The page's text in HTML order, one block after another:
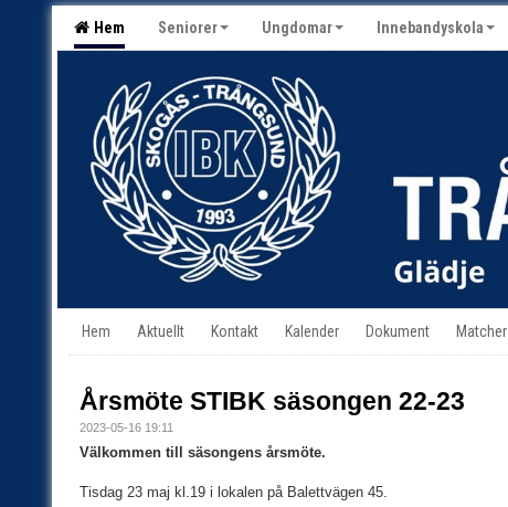
Hem Seniorer Ungdomar Innebandyskola
Hem Aktuellt Kontakt Kalender Dokument Matcher
Årsmöte STIBK säsongen 22-23
2023-05-16 19:11
Välkommen till säsongens årsmöte.
Tisdag 23 maj kl.19 i lokalen på Balettvägen 45.